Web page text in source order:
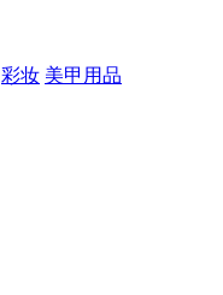
彩妆 美甲用品